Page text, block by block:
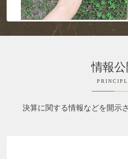
情報公
決算に関する情報などを開示